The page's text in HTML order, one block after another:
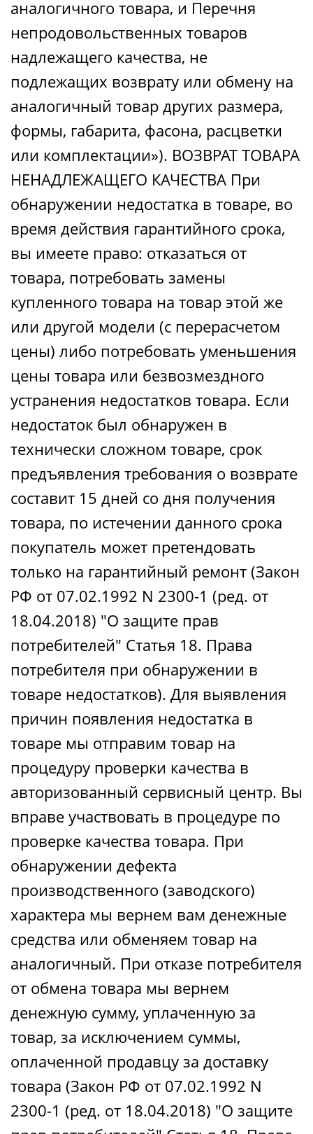
аналогичного товара, и Перечня
непродовольственных товаров
надлежащего качества, не
подлежащих возврату или обмену на
аналогичный товар других размера,
формы, габарита, фасона, расцветки
или комплектации»). ВОЗВРАТ ТОВАРА
НЕНАДЛЕЖАЩЕГО КАЧЕСТВА При
обнаружении недостатка в товаре, во
время действия гарантийного срока,
вы имеете право: отказаться от
товара, потребовать замены
купленного товара на товар этой же
или другой модели (с перерасчетом
цены) либо потребовать уменьшения
цены товара или безвозмездного
устранения недостатков товара. Если
недостаток был обнаружен в
технически сложном товаре, срок
предъявления требования о возврате
составит 15 дней со дня получения
товара, по истечении данного срока
покупатель может претендовать
только на гарантийный ремонт (Закон
РФ от 07.02.1992 N 2300-1 (ред. от
18.04.2018) "О защите прав
потребителей" Статья 18. Права
потребителя при обнаружении в
товаре недостатков). Для выявления
причин появления недостатка в
товаре мы отправим товар на
процедуру проверки качества в
авторизованный сервисный центр. Вы
вправе участвовать в процедуре по
проверке качества товара. При
обнаружении дефекта
производственного (заводского)
характера мы вернем вам денежные
средства или обменяем товар на
аналогичный. При отказе потребителя
от обмена товара мы вернем
денежную сумму, уплаченную за
товар, за исключением суммы,
оплаченной продавцу за доставку
товара (Закон РФ от 07.02.1992 N
2300-1 (ред. от 18.04.2018) "О защите